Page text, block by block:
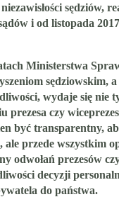
i od listopada
Ministerstwa
wydaje się nie
czy
być transparentny,
przede
prezesów
decyzji
do państwa.